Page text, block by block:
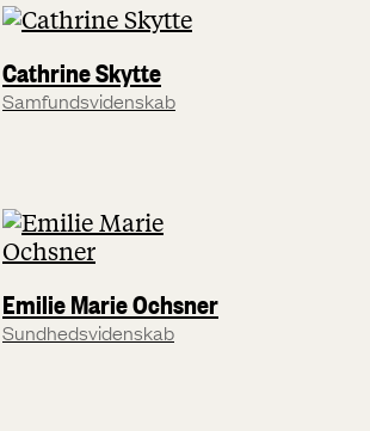
Cathrine Skytte
Samfundsvidenskab
Emilie Marie Ochsner
Sundhedsvidenskab